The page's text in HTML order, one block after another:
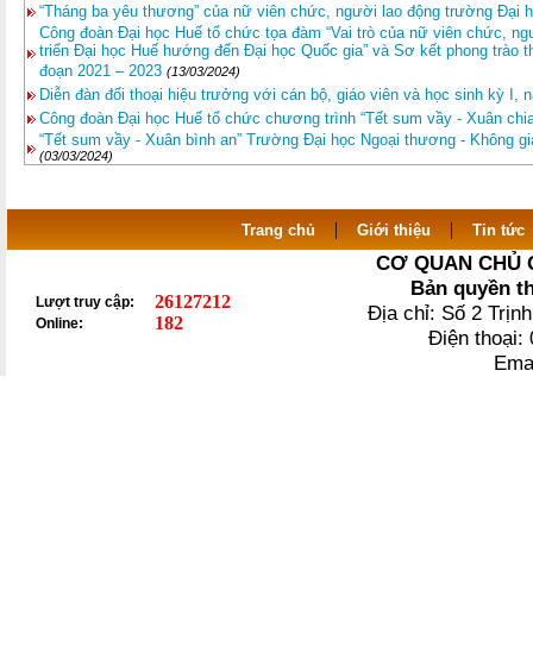
“Tháng ba yêu thương” của nữ viên chức, người lao động trường Đại
Công đoàn Đại học Huế tổ chức tọa đàm “Vai trò của nữ viên chức,
triển Đại học Huế hướng đến Đại học Quốc gia” và Sơ kết phong trào
đoạn 2021 – 2023 (13/03/2024)
Diễn đàn đối thoại hiệu trưởng với cán bộ, giáo viên và học sinh kỳ I,
Công đoàn Đại học Huế tổ chức chương trình “Tết sum vầy - Xuân
“Tết sum vầy - Xuân bình an” Trường Đại học Ngoại thương - Không
(03/03/2024)
Trang chủ | Giới thiệu | Tin tức
Lượt truy cập: 26127212
Online: 182
CƠ QUAN CHỦ
Bản quyền
Địa chỉ: Số 2
Điện